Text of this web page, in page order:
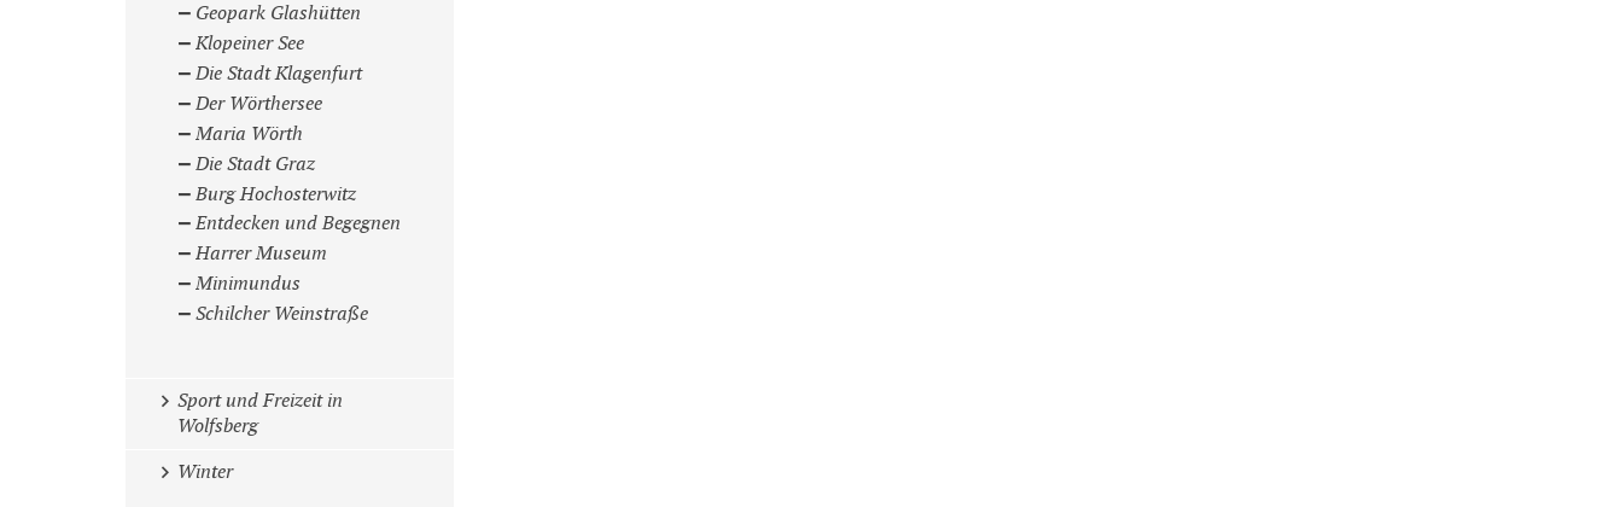
Geopark Glashütten
Klopeiner See
Die Stadt Klagenfurt
Der Wörthersee
Maria Wörth
Die Stadt Graz
Burg Hochosterwitz
Entdecken und Begegnen
Harrer Museum
Minimundus
Schilcher Weinstraße
Sport und Freizeit in
Wolfsberg
Winter